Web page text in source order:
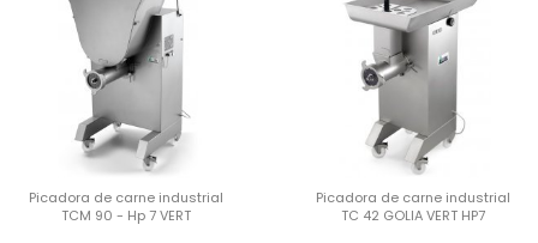
Picadora de carne industrial
TCM 90 - Hp 7 VERT
Picadora de carne industrial
TC 42 GOLIA VERT HP7